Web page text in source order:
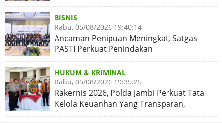
BISNIS
Rabu, 05/08/2026 19:40:14
Ancaman Penipuan Meningkat, Satgas
PASTI Perkuat Penindakan
HUKUM & KRIMINAL
Rabu, 05/08/2026 19:35:25
Rakernis 2026, Polda Jambi Perkuat Tata
Kelola Keuanhan Yang Transparan,
Akuntabel dan Berintegritas